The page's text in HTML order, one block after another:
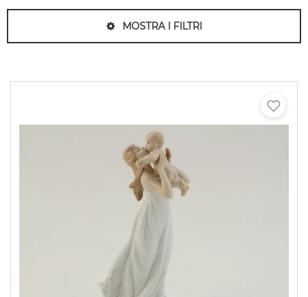
MOSTRA I FILTRI